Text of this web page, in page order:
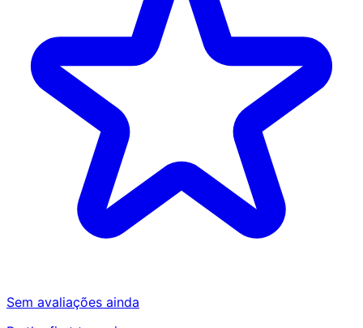
Sem avaliações ainda